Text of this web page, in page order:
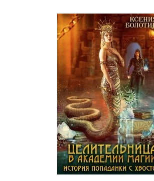
ОСТАТЬСЯ
(ЕКАТЕРИНА
РОМАНОВА)